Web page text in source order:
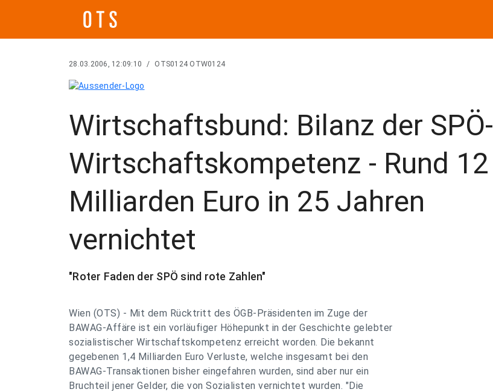
28.03.2006, 12:09:10 / OTS0124 OTW0124
Wirtschaftsbund: Bilanz der SPÖ-
Wirtschaftskompetenz - Rund 12
Milliarden Euro in 25 Jahren
vernichtet
"Roter Faden der SPÖ sind rote Zahlen"
Wien (OTS) - Mit dem Rücktritt des ÖGB-Präsidenten im Zuge der
BAWAG-Affäre ist ein vorläufiger Höhepunkt in der Geschichte gelebter
sozialistischer Wirtschaftskompetenz erreicht worden. Die bekannt
gegebenen 1,4 Milliarden Euro Verluste, welche insgesamt bei den
BAWAG-Transaktionen bisher eingefahren wurden, sind aber nur ein
Bruchteil jener Gelder, die von Sozialisten vernichtet wurden. "Die